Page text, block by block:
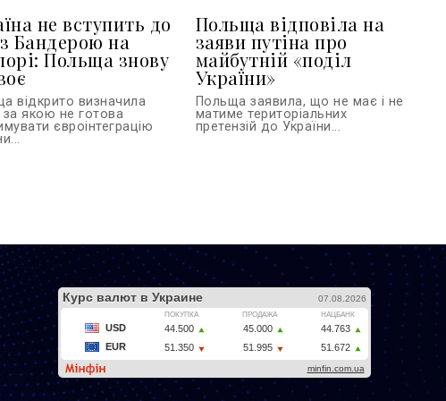
не вступить до
Бандерою на
Польща знову
відкрито визначила
якою не готова
євроінтеграцію
Польща відповіла на
заяви путіна про
майбутній «поділ
України»
Польща заявила, що не має і не
матиме територіальних
претензій до України...